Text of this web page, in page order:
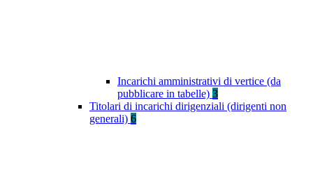
Incarichi amministrativi di vertice (da
pubblicare in tabelle) 3
Titolari di incarichi dirigenziali (dirigenti non
generali) 6